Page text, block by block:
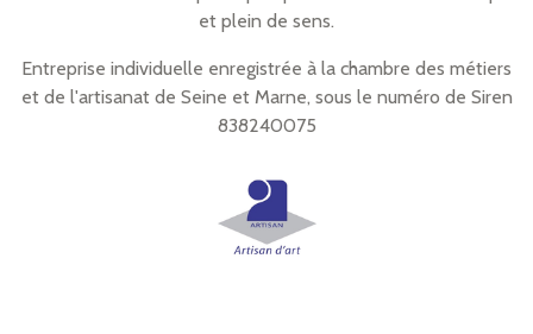
et plein de sens.
Entreprise individuelle enregistrée à la chambre des métiers
et de l'artisanat de Seine et Marne, sous le numéro de Siren
838240075